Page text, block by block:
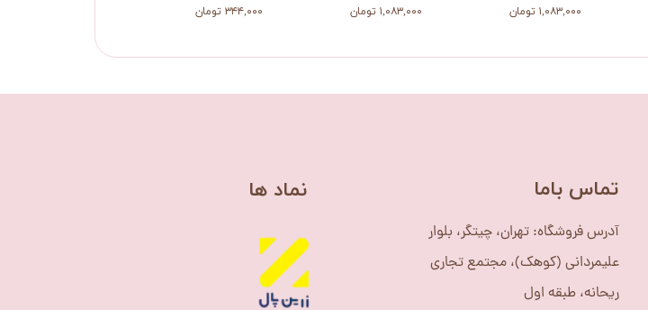
۳۴۴,۰۰۰ تومان ۱,۰۸۳,۰۰۰ تومان ۱,۰۸۳,۰۰۰ تومان
​تماس باما
آدرس فروشگاه: تهران، چیتگر، بلوار
علیمردانی (کوهک)، مجتمع تجاری
ریحانه، طبقه اول
​نماد ها